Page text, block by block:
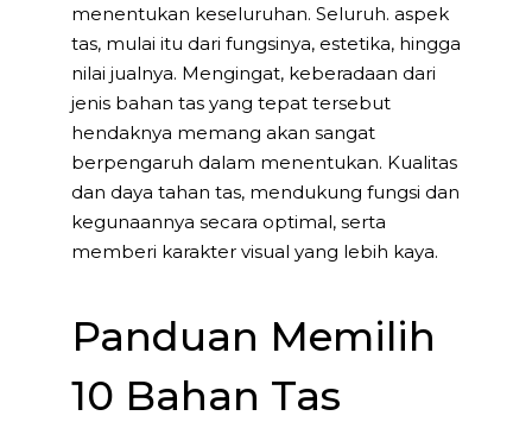
menentukan keseluruhan. Seluruh. aspek
tas, mulai itu dari fungsinya, estetika, hingga
nilai jualnya. Mengingat, keberadaan dari
jenis bahan tas yang tepat tersebut
hendaknya memang akan sangat
berpengaruh dalam menentukan. Kualitas
dan daya tahan tas, mendukung fungsi dan
kegunaannya secara optimal, serta
memberi karakter visual yang lebih kaya.
Panduan Memilih
10 Bahan Tas